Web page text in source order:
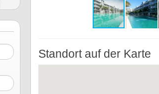
Standort auf der Karte